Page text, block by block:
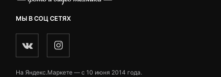
МЫ В СОЦ СЕТЯХ
На Яндекс.Маркете — c 10 июня 2014 года.